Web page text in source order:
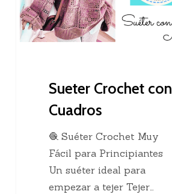
Cuadros
Sueter Crochet con
Cuadros
🧶 Suéter Crochet Muy
Fácil para Principiantes
Un suéter ideal para
empezar a tejer Tejer…